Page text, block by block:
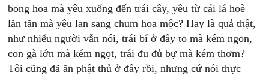
bong hoa mà yêu xuống đến trái cây, yêu từ cái lá hoè
lăn tăn mà yêu lan sang chum hoa mộc? Hay là quả thật,
như nhiểu người vẫn nói, trái bí ở đây to mà kém ngon,
con gà lớn mà kém ngọt, trái đu đủ bự mà kém thơm?
Tôi cũng đã ăn phật thủ ở đây rồi, nhưng cứ nói thực